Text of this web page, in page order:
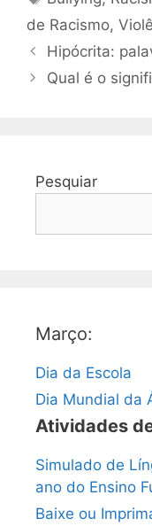
de Racismo,
Hipócrita:
Qual é o
Pesquiar
Março:
Dia da Escola
Dia Mundial da
Atividades
Simulado de
ano do Ensino
Baixe ou